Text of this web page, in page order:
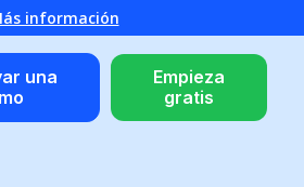
información
una
Empieza
gratis